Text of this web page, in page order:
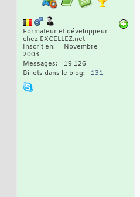
Formateur et développeur
chez EXCELLEZ.net
Inscrit en
Novembre
2003
Messages
19 126
Billets dans le blog
131